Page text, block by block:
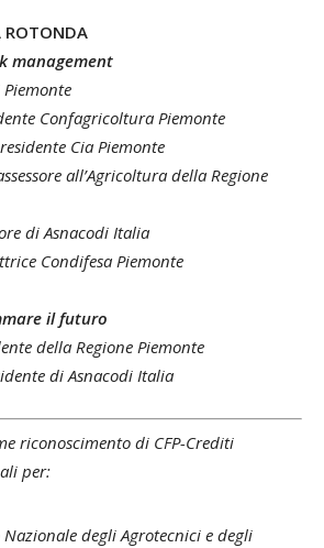
management
Confagricoltura Piemonte
Cia Piemonte
all’Agricoltura della Regione
di Asnacodi Italia
Condifesa Piemonte
il futuro
della Regione Piemonte
di Asnacodi Italia
riconoscimento di CFP-Crediti
per:
degli Agrotecnici e degli